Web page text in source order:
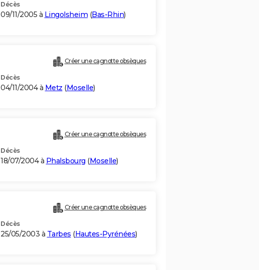
Décès
09/11/2005 à Lingolsheim (Bas-Rhin)
Créer une cagnotte obsèques
Décès
04/11/2004 à Metz (Moselle)
Créer une cagnotte obsèques
Décès
18/07/2004 à Phalsbourg (Moselle)
Créer une cagnotte obsèques
Décès
25/05/2003 à Tarbes (Hautes-Pyrénées)